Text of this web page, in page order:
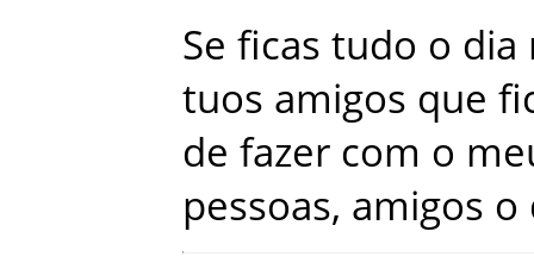
Se ficas tudo o dia
tuos amigos que
de fazer com o
pessoas, amigos o